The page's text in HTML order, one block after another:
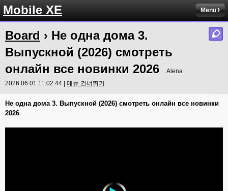
Mobile XE Menu
Board › Не одна дома 3.
Выпускной (2026) смотреть
онлайн все новинки 2026
Alena |
2026.06.01 11:02:44 | 메뉴 건너뛰기
Не одна дома 3. Выпускной (2026) смотреть онлайн все новинки
2026